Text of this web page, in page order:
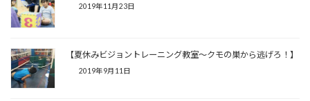
2019年11月23日
【夏休みビジョントレーニング教室～クモの巣から逃げろ！】
2019年9月11日